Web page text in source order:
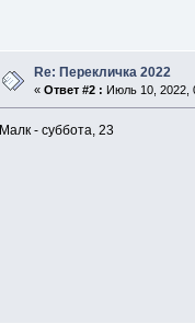
Re: Перекличка 2022
« Ответ #2 : Июль 10, 2022,
Малк - суббота, 23